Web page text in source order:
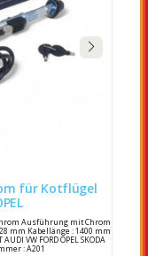
Ausführung mit Chrom
mm Kabellänge : 1400 mm
VW FORD OPEL SKODA
: A201